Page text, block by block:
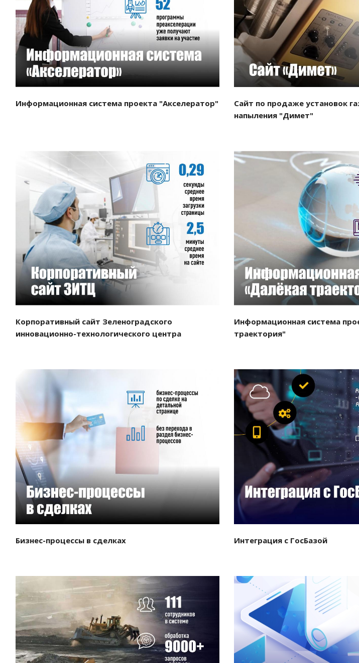
Смотреть проект
Информационная система проекта "Акселератор"
Смотреть проект
Сайт по продаже установок
напыления "Димет"
Смотреть проект
Корпоративный сайт Зеленоградского
инновационно-технологического центра
Смотреть
Информационная система
траектория"
Бизнес-процессы в сделках
Смотреть проект
Интеграция с ГосБазой
Смотреть проект Смотреть